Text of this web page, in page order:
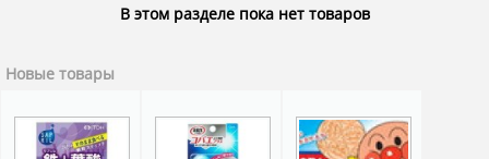
В этом разделе пока нет товаров
Новые товары